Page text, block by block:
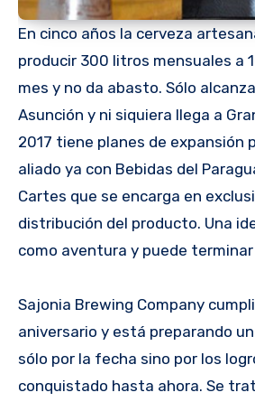
En cinco años la cerveza
producir 300 litros mensuales a
mes y no da abasto. Sólo
Asunción y ni siquiera llega a
2017 tiene planes de expansión
aliado ya con Bebidas del
Cartes que se encarga en
distribución del producto. Una
como aventura y puede
Sajonia Brewing Company
aniversario y está preparando
sólo por la fecha sino por los
conquistado hasta ahora. Se